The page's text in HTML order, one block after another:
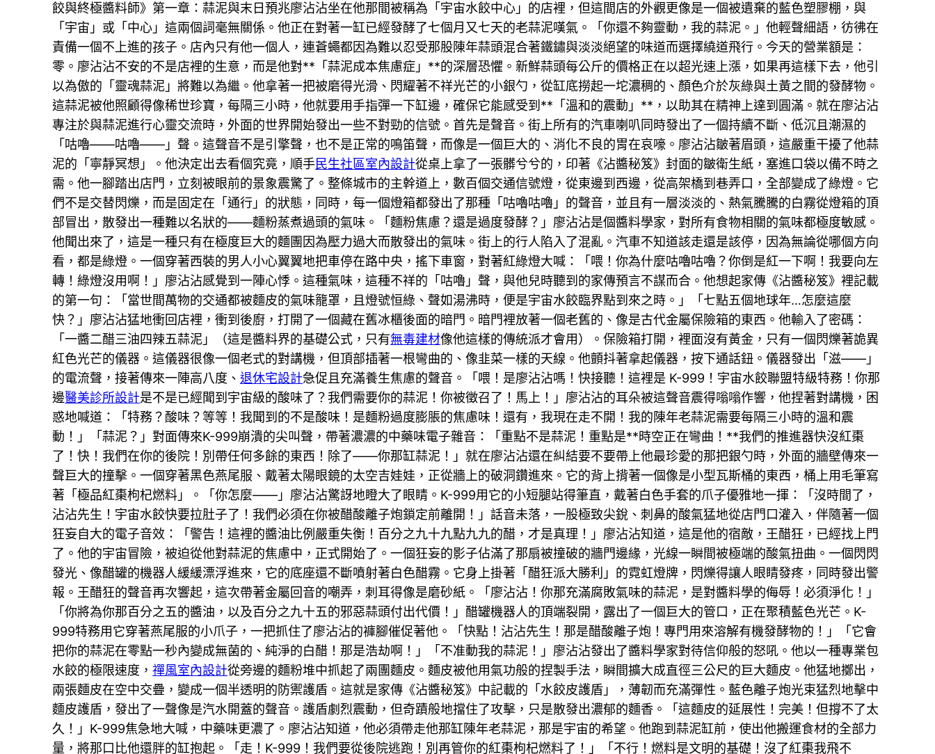
餃與終極醬料師》第一章：蒜泥與末日預兆廖沾沾坐在他那間被稱為「宇宙水餃中心」的店裡，但這間店的外觀更像是一個被遺棄的藍色塑膠棚，與
「宇宙」或「中心」這兩個詞毫無關係。他正在對著一缸已經發酵了七個月又七天的老蒜泥嘆氣。「你還不夠靈動，我的蒜泥。」他輕聲細語，彷彿在
責備一個不上進的孩子。店內只有他一個人，連蒼蠅都因為難以忍受那股陳年蒜頭混合著鐵鏽與淡淡絕望的味道而選擇繞道飛行。今天的營業額是：
零。廖沾沾不安的不是店裡的生意，而是他對**「蒜泥成本焦慮症」**的深層恐懼。新鮮蒜頭每公斤的價格正在以超光速上漲，如果再這樣下去，他引
以為傲的「靈魂蒜泥」將難以為繼。他拿著一把被磨得光滑、閃耀著不祥光芒的小銀勺，從缸底撈起一坨濃稠的、顏色介於灰綠與土黃之間的發酵物。
這蒜泥被他照顧得像稀世珍寶，每隔三小時，他就要用手指彈一下缸邊，確保它能感受到**「溫和的震動」**，以助其在精神上達到圓滿。就在廖沾沾
專注於與蒜泥進行心靈交流時，外面的世界開始發出一些不對勁的信號。首先是聲音。街上所有的汽車喇叭同時發出了一個持續不斷、低沉且潮濕的
「咕嚕——咕嚕——」聲。這聲音不是引擎聲，也不是正常的鳴笛聲，而像是一個巨大的、消化不良的胃在哀嚎。廖沾沾皺著眉頭，這嚴重干擾了他蒜
泥的「寧靜冥想」。他決定出去看個究竟，順手民生社區室內設計從桌上拿了一張髒兮兮的，印著《沾醬秘笈》封面的皺衛生紙，塞進口袋以備不時之
需。他一腳踏出店門，立刻被眼前的景象震驚了。整條城市的主幹道上，數百個交通信號燈，從東邊到西邊，從高架橋到巷弄口，全部變成了綠燈。它
們不是交替閃爍，而是固定在「通行」的狀態，同時，每一個燈箱都發出了那種「咕嚕咕嚕」的聲音，並且有一層淡淡的、熱氣騰騰的白霧從燈箱的頂
部冒出，散發出一種難以名狀的——麵粉蒸煮過頭的氣味。「麵粉焦慮？還是過度發酵？」廖沾沾是個醬料學家，對所有食物相關的氣味都極度敏感。
他聞出來了，這是一種只有在極度巨大的麵團因為壓力過大而散發出的氣味。街上的行人陷入了混亂。汽車不知道該走還是該停，因為無論從哪個方向
看，都是綠燈。一個穿著西裝的男人小心翼翼地把車停在路中央，搖下車窗，對著紅綠燈大喊：「喂！你為什麼咕嚕咕嚕？你倒是紅一下啊！我要向左
轉！綠燈沒用啊！」廖沾沾感覺到一陣心悸。這種氣味，這種不祥的「咕嚕」聲，與他兒時聽到的家傳預言不謀而合。他想起家傳《沾醬秘笈》裡記載
的第一句：「當世間萬物的交通都被麵皮的氣味籠罩，且燈號恒綠、聲如湯沸時，便是宇宙水餃臨界點到來之時。」「七點五個地球年…怎麼這麼
快？」廖沾沾猛地衝回店裡，衝到後廚，打開了一個藏在舊冰櫃後面的暗門。暗門裡放著一個老舊的、像是古代金屬保險箱的東西。他輸入了密碼：
「一醬二醋三油四辣五蒜泥」（這是醬料界的基礎公式，只有無毒建材像他這樣的傳統派才會用）。保險箱打開，裡面沒有黃金，只有一個閃爍著詭異
紅色光芒的儀器。這儀器很像一個老式的對講機，但頂部插著一根彎曲的、像韭菜一樣的天線。他顫抖著拿起儀器，按下通話鈕。儀器發出「滋——」
的電流聲，接著傳來一陣高八度、退休宅設計急促且充滿養生焦慮的聲音。「喂！是廖沾沾嗎！快接聽！這裡是 K-999！宇宙水餃聯盟特級特務！你那
邊醫美診所設計是不是已經聞到宇宙級的酸味了？我們需要你的蒜泥！你被徵召了！馬上！」廖沾沾的耳朵被這聲音震得嗡嗡作響，他捏著對講機，困
惑地喊道：「特務？酸味？等等！我聞到的不是酸味！是麵粉過度膨脹的焦慮味！還有，我現在走不開！我的陳年老蒜泥需要每隔三小時的溫和震
動！」「蒜泥？」對面傳來K-999崩潰的尖叫聲，帶著濃濃的中藥味電子雜音：「重點不是蒜泥！重點是**時空正在彎曲！**我們的推進器快沒紅棗
了！快！我們在你的後院！別帶任何多餘的東西！除了——你那缸蒜泥！」就在廖沾沾還在糾結要不要帶上他最珍愛的那把銀勺時，外面的牆壁傳來一
聲巨大的撞擊。一個穿著黑色燕尾服、戴著太陽眼鏡的太空吉娃娃，正從牆上的破洞鑽進來。它的背上揹著一個像是小型瓦斯桶的東西，桶上用毛筆寫
著「極品紅棗枸杞燃料」。「你怎麼——」廖沾沾驚訝地瞪大了眼睛。K-999用它的小短腿站得筆直，戴著白色手套的爪子優雅地一揮：「沒時間了，
沾沾先生！宇宙水餃快要拉肚子了！我們必須在你被醋酸離子炮鎖定前離開！」話音未落，一股極致尖銳、刺鼻的酸氣猛地從店門口灌入，伴隨著一個
狂妄自大的電子音效：「警告！這裡的醬油比例嚴重失衡！百分之九十九點九九的醋，才是真理！」廖沾沾知道，這是他的宿敵，王醋狂，已經找上門
了。他的宇宙冒險，被迫從他對蒜泥的焦慮中，正式開始了。一個狂妄的影子佔滿了那扇被撞破的牆門邊緣，光線一瞬間被極端的酸氣扭曲。一個閃閃
發光、像醋罐的機器人緩緩漂浮進來，它的底座還不斷噴射著白色醋霧。它身上掛著「醋狂派大勝利」的霓虹燈牌，閃爍得讓人眼睛發疼，同時發出警
報。王醋狂的聲音再次響起，這次帶著金屬回音的嘲弄，刺耳得像是磨砂紙。「廖沾沾！你那充滿腐敗氣味的蒜泥，是對醬料學的侮辱！必須淨化！」
「你將為你那百分之五的醬油，以及百分之九十五的邪惡蒜頭付出代價！」醋罐機器人的頂端裂開，露出了一個巨大的管口，正在聚積藍色光芒。K-
999特務用它穿著燕尾服的小爪子，一把抓住了廖沾沾的褲腳催促著他。「快點！沾沾先生！那是醋酸離子炮！專門用來溶解有機發酵物的！」「它會
把你的蒜泥在零點一秒內變成無菌的、純淨的白醋！那是浩劫啊！」「不准動我的蒜泥！」廖沾沾發出了醬料學家對待信仰般的怒吼。他以一種專業包
水餃的極限速度，禪風室內設計從旁邊的麵粉堆中抓起了兩團麵皮。麵皮被他用氣功般的捏製手法，瞬間擴大成直徑三公尺的巨大麵皮。他猛地擲出，
兩張麵皮在空中交疊，變成一個半透明的防禦護盾。這就是家傳《沾醬秘笈》中記載的「水餃皮護盾」，薄韌而充滿彈性。藍色離子炮光束猛烈地擊中
麵皮護盾，發出了一聲像是汽水開蓋的聲音。護盾劇烈震動，但奇蹟般地擋住了攻擊，只是散發出濃郁的麵香。「這麵皮的延展性！完美！但撐不了太
久！」K-999焦急地大喊，中藥味更濃了。廖沾沾知道，他必須帶走他那缸陳年老蒜泥，那是宇宙的希望。他跑到蒜泥缸前，使出他搬運食材的全部力
量，將那口比他還胖的缸抱起。「走！K-999！我們要從後院逃跑！別再管你的紅棗枸杞燃料了！」「不行！燃料是文明的基礎！沒了紅棗我飛不